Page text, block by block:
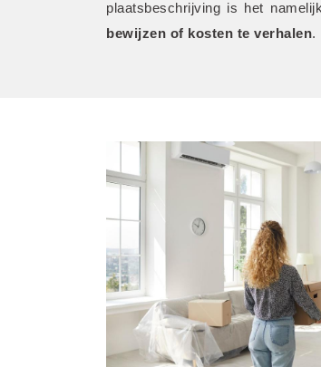
plaatsbeschrijving is het
bewijzen of kosten te verhalen.